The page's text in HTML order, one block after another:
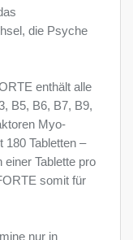
die Psyche
enthält alle
B5, B6, B7, B9,
Myo-
180 Tabletten –
einer Tablette pro
somit für
nur in